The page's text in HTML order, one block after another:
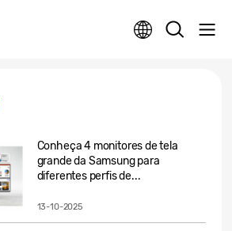
Conheça 4 monitores de tela
grande da Samsung para
diferentes perfis de...
13-10-2025